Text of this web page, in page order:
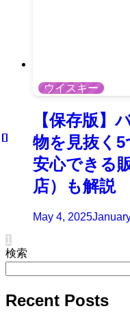
ウイスキー
【保存版】
物を見抜く5
安心できる
店）も解説
May 4, 2025
1
検索
Recent Posts